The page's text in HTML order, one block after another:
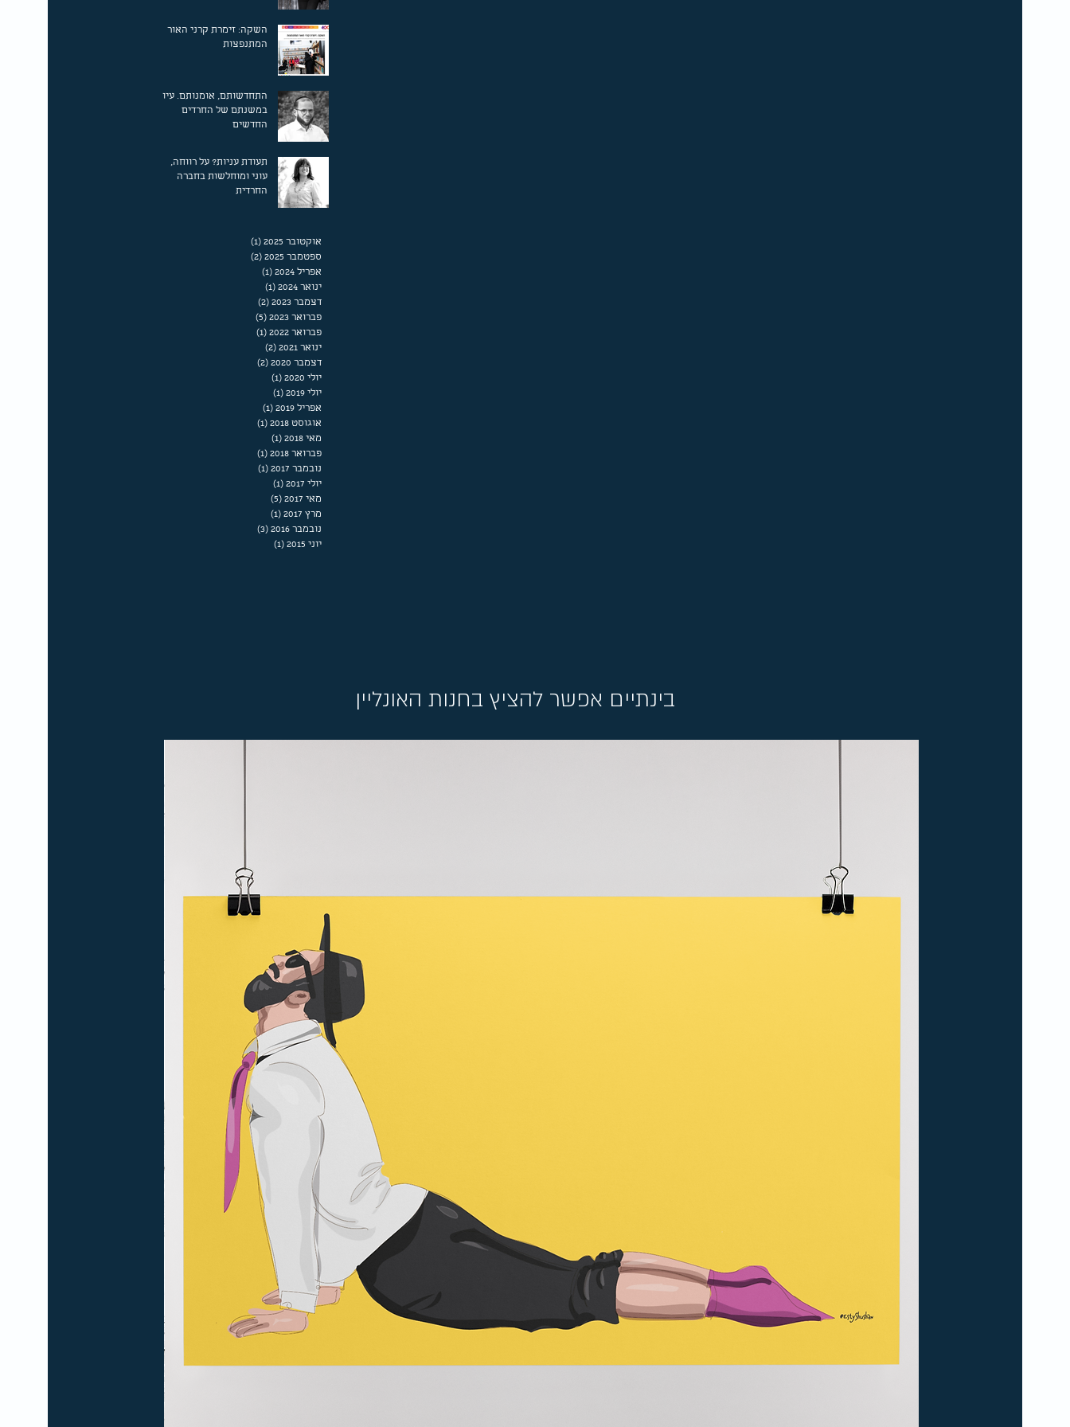
השקה: זימרת קרני האור
המתנפצות
התחדשותם, אומנותם. עיון
במשנתם של החרדים
החדשים
תעודת עניות? על רווחה,
עוני ומוחלשות בחברה
החרדית‎
אוקטובר 2025 (1)
ספטמבר 2025
(2)
אפריל 2024
(1)
ינואר 2024
(1)
דצמבר 2023
(2)
פברואר 2023
(5)
פברואר 2022
(1)
ינואר 2021
(2)
דצמבר 2020
(2)
יולי 2020
(1)
יולי 2019
(1)
אפריל 2019
(1)
אוגוסט 2018
(1)
מאי 2018
(1)
פברואר 2018
(1)
נובמבר 2017
(1)
יולי 2017
(1)
מאי 2017
(5)
מרץ 2017
(1)
נובמבר 2016
(3)
יוני 2015
(1)
בינתיים אפשר להציץ בחנות האונליין